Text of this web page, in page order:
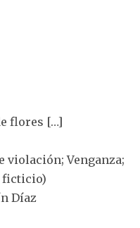
flores […]
violación; Venganza;
ficticio)
Díaz